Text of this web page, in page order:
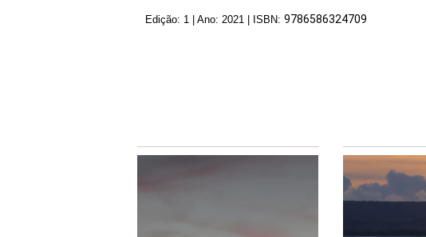
Edição: 1 | Ano: 2021 | ISBN: 9786586324709